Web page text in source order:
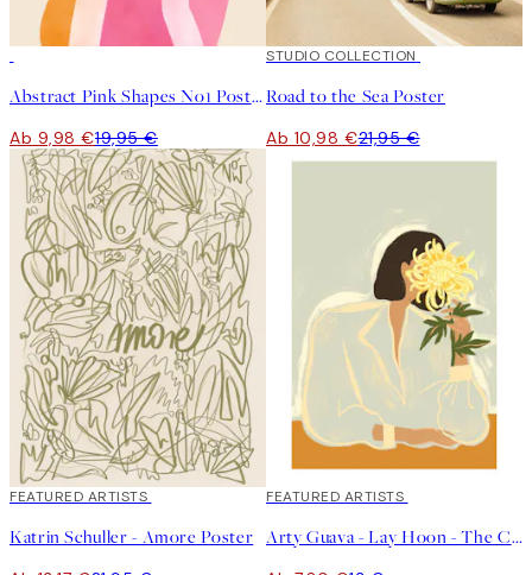
Abstract Pink Shapes No1 Poster
Ab 9,98 €19,95 €
50%*
STUDIO COLLECTION
Road to the Sea Poster
Ab 10,98 €21,95 €
40%*
FEATURED ARTISTS
Katrin Schuller - Amore Poster
40%*
FEATURED ARTISTS
Arty Guava - Lay Hoon - The Chrysanthemum Poster